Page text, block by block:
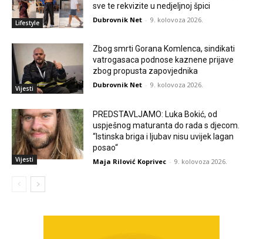
Lifestyle
sve te rekvizite u nedjeljnoj špici
Dubrovnik Net - 9. kolovoza 2026.
Vijesti
Zbog smrti Gorana Komlenca, sindikati
vatrogasaca podnose kaznene prijave
zbog propusta zapovjednika
Dubrovnik Net - 9. kolovoza 2026.
Vijesti
PREDSTAVLJAMO: Luka Bokić, od
uspješnog maturanta do rada s djecom.
“Istinska briga i ljubav nisu uvijek lagan
posao“
Maja Rilović Koprivec - 9. kolovoza 2026.